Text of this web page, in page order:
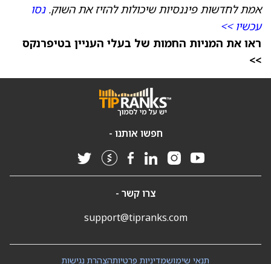
אמת לחדשות פיננסיות שיכולות להזיז את השוק.נסו
עכשיו >>
ראו את המניות החמות של בעלי העניין בטיפרנקס
>>
חפשו אותנו -
צרו קשר -
support@tipranks.com
הצהרת נגישותמדיניות פרטיותתנאי שימוש